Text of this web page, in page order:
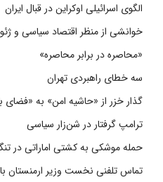
الگوی اسرائیلی اوکراین در قبال ایران
خوانشی از منظر اقتصاد سیاسی و
«محاصره در برابر محاصره»
سه خطای راهبردی تهران
گذار خزر از «حاشیه امن» به «فضای
ترامپ گرفتار در شن‌زار سیاسی
حمله موشکی به کشتی اماراتی در
تماس تلفنی نخست وزیر ارمنستان